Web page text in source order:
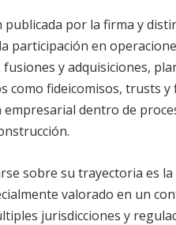
por la firma y
participación en
y adquisiciones,
como fideicomisos, trusts
dentro de
sobre su trayectoria es
valorado en un
jurisdicciones y